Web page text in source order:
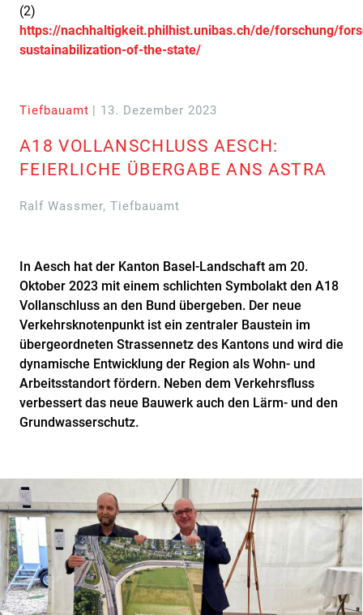
(2)
https://nachhaltigkeit.philhist.unibas.ch/de/forschung/
sustainabilization-of-the-state/
Tiefbauamt | 13. Dezember 2023
A18 VOLLANSCHLUSS AESCH:
FEIERLICHE ÜBERGABE ANS ASTRA
Ralf Wassmer, Tiefbauamt
In Aesch hat der Kanton Basel-Landschaft am 20.
Oktober 2023 mit einem schlichten Symbolakt den A18
Vollanschluss an den Bund übergeben. Der neue
Verkehrsknotenpunkt ist ein zentraler Baustein im
übergeordneten Strassennetz des Kantons und wird die
dynamische Entwicklung der Region als Wohn- und
Arbeitsstandort fördern. Neben dem Verkehrsfluss
verbessert das neue Bauwerk auch den Lärm- und den
Grundwasserschutz.